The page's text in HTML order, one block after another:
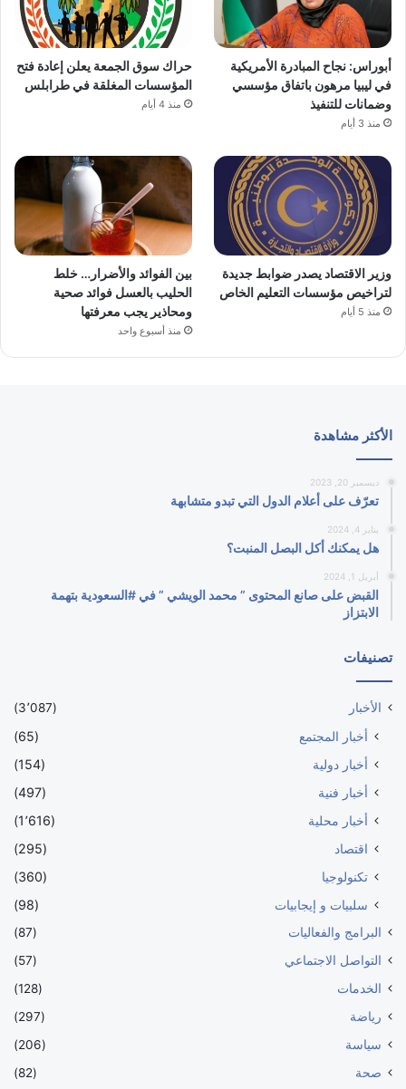
أبوراس: نجاح المبادرة الأمريكية
في ليبيا مرهون باتفاق مؤسسي
وضمانات للتنفيذ
منذ 3 أيام
حراك سوق الجمعة يعلن إعادة فتح
المؤسسات المغلقة في طرابلس
منذ 4 أيام
وزير الاقتصاد يصدر ضوابط جديدة
لتراخيص مؤسسات التعليم الخاص
منذ 5 أيام
بين الفوائد والأضرار… خلط
الحليب بالعسل فوائد صحية
ومحاذير يجب معرفتها
منذ أسبوع واحد
الأكثر مشاهدة
ديسمبر 20, 2023
تعرّف على أعلام الدول التي تبدو متشابهة
يناير 4, 2024
هل يمكنك أكل البصل المنبت؟
أبريل 1, 2024
القبض على صانع المحتوى ” محمد الويشي ” في #السعودية بتهمة
الابتزاز
تصنيفات
الأخبار (3٬087)
أخبار المجتمع
(65)
أخبار دولية
(154)
أخبار فنية
(497)
أخبار محلية
(1٬616)
اقتصاد
(295)
تكنولوجيا
(360)
سلبيات و إيجابيات
(98)
البرامج والفعاليات
(87)
التواصل الاجتماعي
(57)
الخدمات
(128)
رياضة
(297)
سياسة
(206)
صحة
(82)